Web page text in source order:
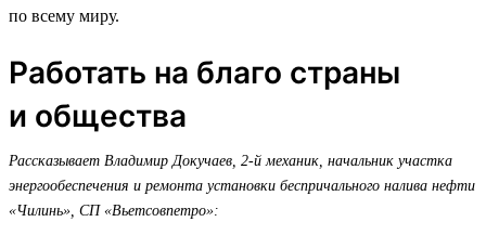
по всему миру.
Работать на благо страны
и общества
Рассказывает Владимир Докучаев, 2-й механик, начальник участка
энергообеспечения и ремонта установки беспричального налива нефти
«Чилинь», СП «Вьетсовпетро»: